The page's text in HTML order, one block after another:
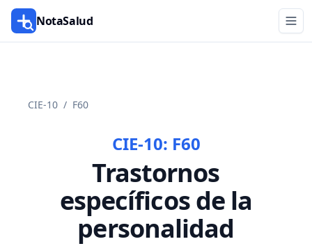
NotaSalud
CIE-10 / F60
CIE-10: F60
Trastornos
específicos de la
personalidad